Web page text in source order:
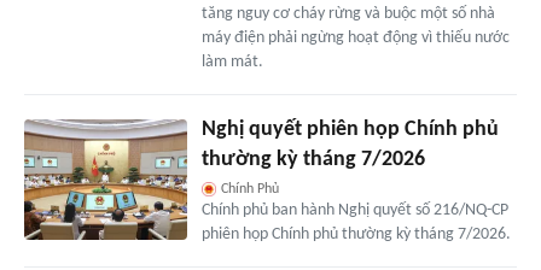
tăng nguy cơ cháy rừng và buộc một số nhà
máy điện phải ngừng hoạt động vì thiếu nước
làm mát.
Nghị quyết phiên họp Chính phủ
thường kỳ tháng 7/2026
Chính Phủ
Chính phủ ban hành Nghị quyết số 216/NQ-CP
phiên họp Chính phủ thường kỳ tháng 7/2026.